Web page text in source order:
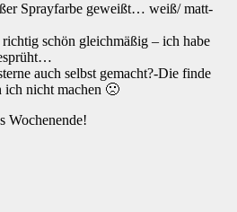
Sprayfarbe geweißt… weiß/ matt-
schön gleichmäßig – ich habe
auch selbst gemacht?-Die finde
ich nicht machen 🙁
Wochenende!